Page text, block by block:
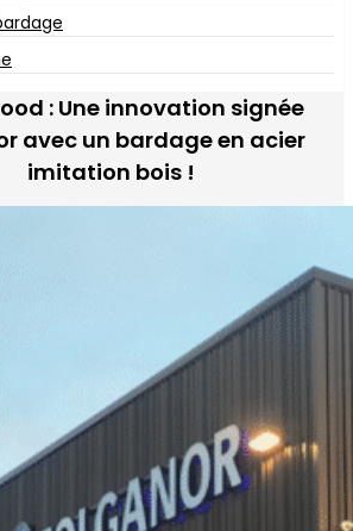
: Une innovation signée
avec un bardage en acier
imitation bois !